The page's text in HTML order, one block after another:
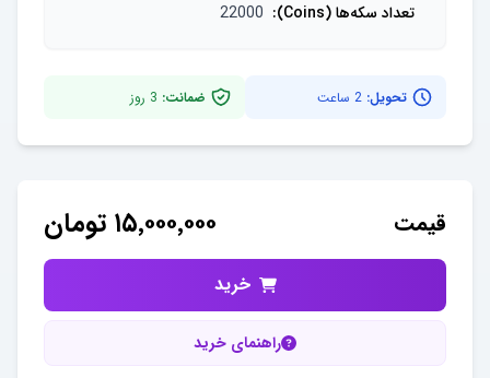
تعداد سکه‌ها (Coins)
:
22000
تحویل: 2 ساعت ضمانت: 3 روز
قیمت ۱۵٬۰۰۰٬۰۰۰ تومان
خرید
راهنمای خرید